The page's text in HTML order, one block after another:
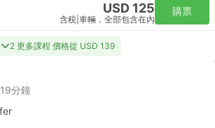
USD 125
含税 車輛，全部包含在內
購票
2 更多課程 價格從 USD 139
分鐘